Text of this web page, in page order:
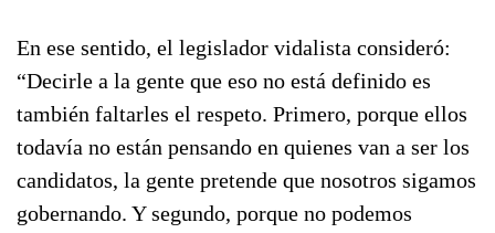
En ese sentido, el legislador vidalista consideró:
“Decirle a la gente que eso no está definido es
también faltarles el respeto. Primero, porque ellos
todavía no están pensando en quienes van a ser los
candidatos, la gente pretende que nosotros sigamos
gobernando. Y segundo, porque no podemos